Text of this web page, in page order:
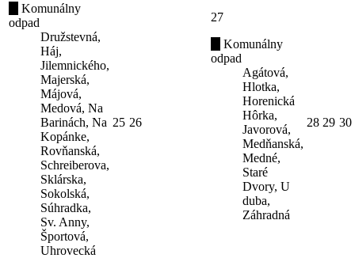
Komunálny
odpad
Družstevná,
Háj,
Jilemnického,
Majerská,
Májová,
Medová, Na
Barinách, Na
Kopánke,
Rovňanská,
Schreiberova,
Sklárska,
Sokolská,
Súhradka,
Sv. Anny,
Športová,
Uhrovecká
25 26
27
Komunálny
odpad
Agátová,
Hlotka,
Horenická
Hôrka,
Javorová,
Medňanská,
Medné,
Staré
Dvory, U
duba,
Záhradná
28 29 30